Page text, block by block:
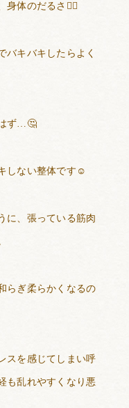
身体のだるさ 😮‍💨
バキバキしたらよく
ず…🤔
しない整体です ☺️
に、張っている筋肉
らぎ柔らかくなるの
スを感じてしまい呼
も乱れやすくなり悪